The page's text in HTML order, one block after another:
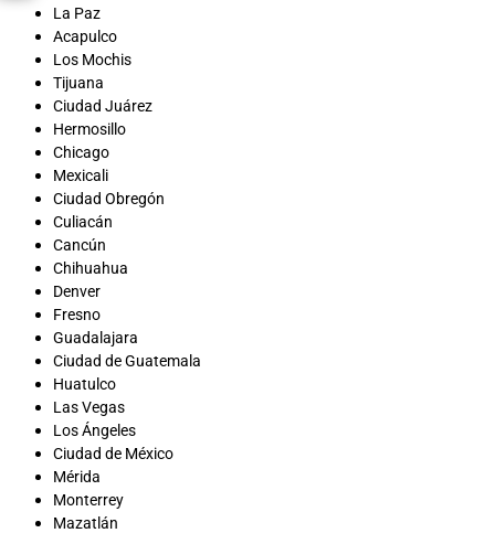
La Paz
Acapulco
Los Mochis
Tijuana
Ciudad Juárez
Hermosillo
Chicago
Mexicali
Ciudad Obregón
Culiacán
Cancún
Chihuahua
Denver
Fresno
Guadalajara
Ciudad de Guatemala
Huatulco
Las Vegas
Los Ángeles
Ciudad de México
Mérida
Monterrey
Mazatlán